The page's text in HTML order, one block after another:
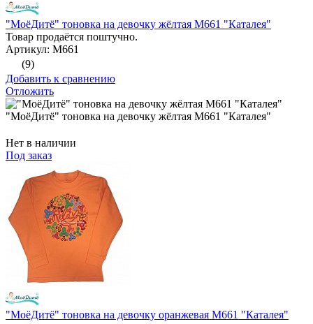
"МоёДитё" тоновка на девочку жёлтая М661 "Каталея"
Товар продаётся поштучно.
Артикул: М661
(9)
Добавить к сравнению
Отложить
"МоёДитё" тоновка на девочку жёлтая М661 "Каталея"
Нет в наличии
Под заказ
"МоёДитё" тоновка на девочку оранжевая М661 "Каталея"